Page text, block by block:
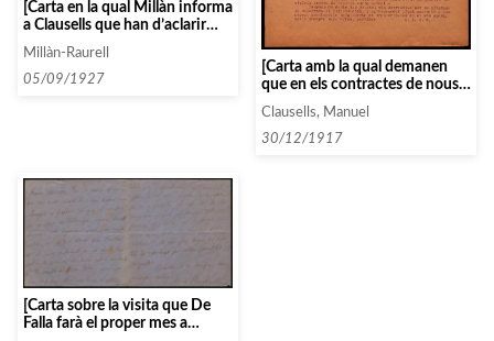
[Carta en la qual Millàn informa
a Clausells que han d’aclarir
alguns temes]
Millàn-Raurell
05/09/1927
[Carta amb la qual demanen
que en els contractes de nous
per la qual es comprometen a
actuar per l’Associació abans
Clausells, Manuel
30/12/1917
[Carta sobre la visita que De
Falla farà el proper mes a